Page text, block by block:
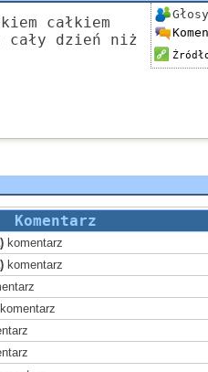
całkiem
cały dzień niż
Komentarz
komentarz
komentarz
komentarz